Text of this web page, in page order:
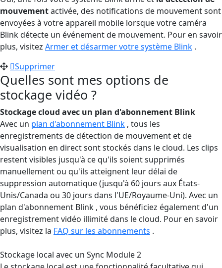
mouvementactivée, des notifications de mouvement sont
envoyées à votre appareil mobile lorsque votre caméra
Blink détecte un événement de mouvement. Pour en savoir
plus, visitez Armer et désarmer votre système Blink .
Supprimer
Quelles sont mes options de
stockage vidéo ?
Stockage cloud avec un plan d'abonnement Blink
Avec un plan d'abonnement Blink , tous les
enregistrements de détection de mouvement et de
visualisation en direct sont stockés dans le cloud. Les clips
restent visibles jusqu'à ce qu'ils soient supprimés
manuellement ou qu'ils atteignent leur délai de
suppression automatique (jusqu'à 60 jours aux États-
Unis/Canada ou 30 jours dans l'UE/Royaume-Uni). Avec un
plan d'abonnement Blink , vous bénéficiez également d'un
enregistrement vidéo illimité dans le cloud. Pour en savoir
plus, visitez la FAQ sur les abonnements .
Stockage local avec un Sync Module 2